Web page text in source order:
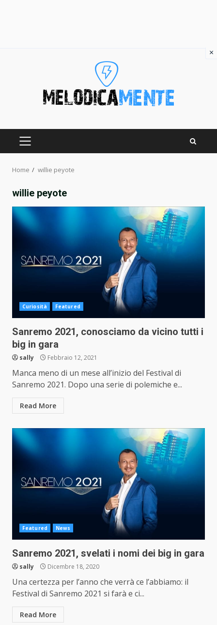
PRIMARY
Home willie peyote
willie peyote
Curiosità Featured
Sanremo 2021, conosciamo da vicino tutti i
big in gara
sally Febbraio 12, 2021
Manca meno di un mese all’inizio del Festival di
Sanremo 2021. Dopo una serie di polemiche e...
Read More
Featured News
Sanremo 2021, svelati i nomi dei big in gara
sally Dicembre 18, 2020
Una certezza per l’anno che verrà ce l’abbiamo: il
Festival di Sanremo 2021 si farà e ci...
Read More
×